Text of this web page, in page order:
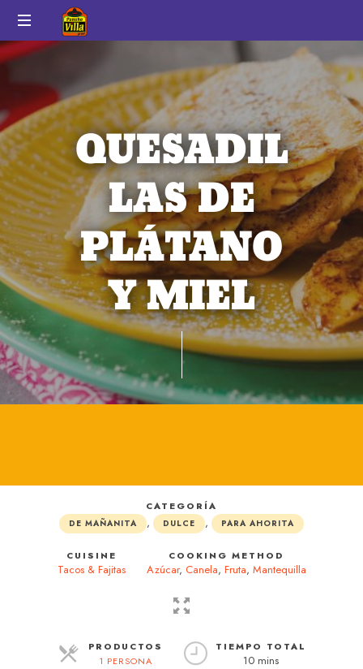
Pancho
Auténtico
México
QUESADIL
LAS DE
PLÁTANO
Y MIEL
CATEGORÍA
DE MAÑANITA , DULCE , PARA AHORITA
CUISINE
Tacos & Fajitas
COOKING METHOD
Azúcar, Canela, Fruta, Mantequilla
PRODUCTOS
1 PERSONA
TIEMPO TOTAL
10 mins